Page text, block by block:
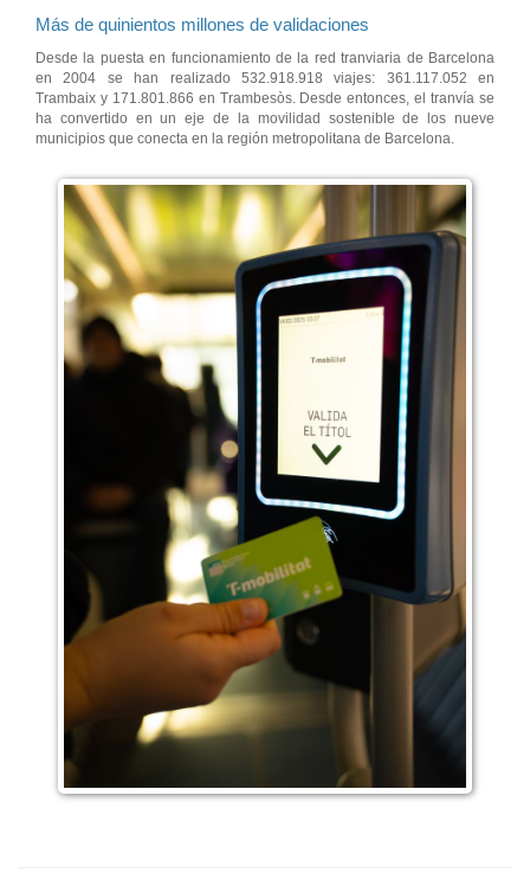
Más de quinientos millones de validaciones
Desde la puesta en funcionamiento de la red tranviaria de Barcelona
en 2004 se han realizado 532.918.918 viajes: 361.117.052 en
Trambaix y 171.801.866 en Trambesòs. Desde entonces, el tranvía se
ha convertido en un eje de la movilidad sostenible de los nueve
municipios que conecta en la región metropolitana de Barcelona.